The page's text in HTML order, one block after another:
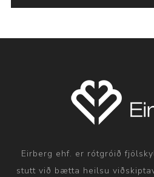
Eirberg ehf. er rótgróið
stutt við bætta heilsu